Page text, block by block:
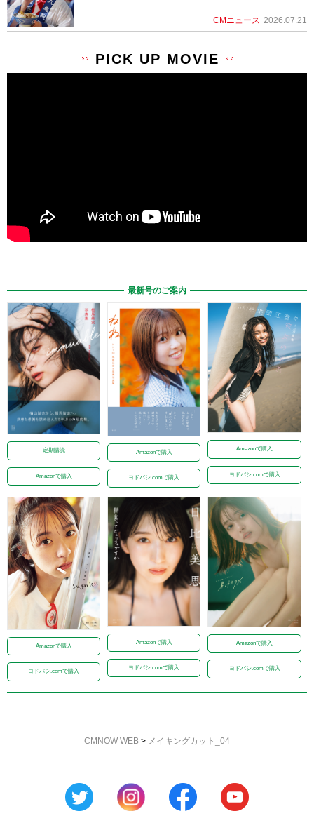
CMニュース 2026.07.21
PICK UP MOVIE
最新号のご案内
定期購読
Amazonで購入
Amazonで購入
ヨドバシ.comで購入
Amazonで購入
ヨドバシ.comで購入
Amazonで購入
ヨドバシ.comで購入
Amazonで購入
ヨドバシ.comで購入
Amazonで購入
ヨドバシ.comで購入
CMNOW WEB > メイキングカット_04